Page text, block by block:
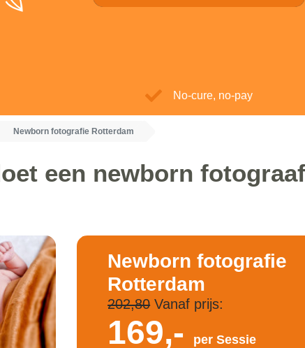
No-cure, no-pay
Newborn fotografie Rotterdam
een newborn
Newborn fotografie
Rotterdam
202,80Vanaf prijs:
169,- per Sessie